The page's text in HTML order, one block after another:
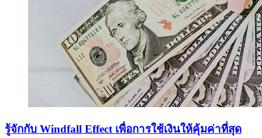
รู้จักกับ Windfall Effect เพื่อการใช้เงินให้คุ้มค่าที่สุด